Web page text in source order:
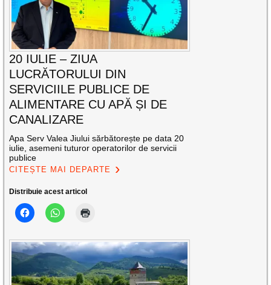
20 IULIE – ZIUA
LUCRĂTORULUI DIN
SERVICIILE PUBLICE DE
ALIMENTARE CU APĂ ȘI DE
CANALIZARE
Apa Serv Valea Jiului sărbătorește pe data 20
iulie, asemeni tuturor operatorilor de servicii
publice
CITEȘTE MAI DEPARTE
Distribuie acest articol